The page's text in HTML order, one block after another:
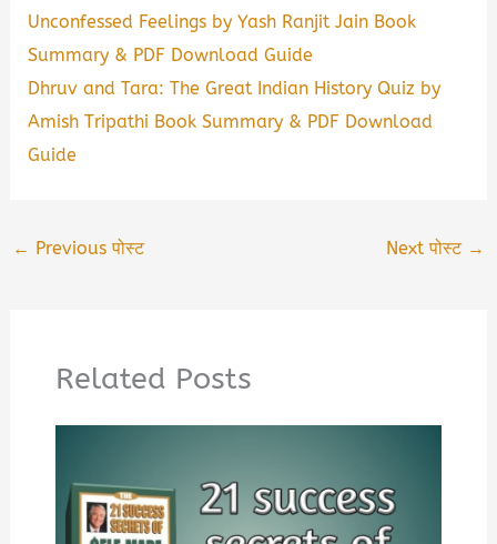
Unconfessed Feelings by Yash Ranjit Jain Book
Summary & PDF Download Guide
Dhruv and Tara: The Great Indian History Quiz by
Amish Tripathi Book Summary & PDF Download
Guide
← Previous पोस्ट Next पोस्ट →
Related Posts